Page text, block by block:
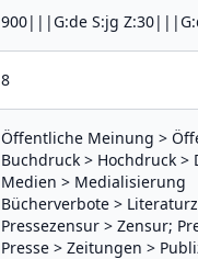
900|||G:de S:jg
8
Öffentliche Meinung >
Buchdruck > Hochdruck
Medien > Medialisierung
Bücherverbote >
Pressezensur > Zensur;
Presse > Zeitungen >